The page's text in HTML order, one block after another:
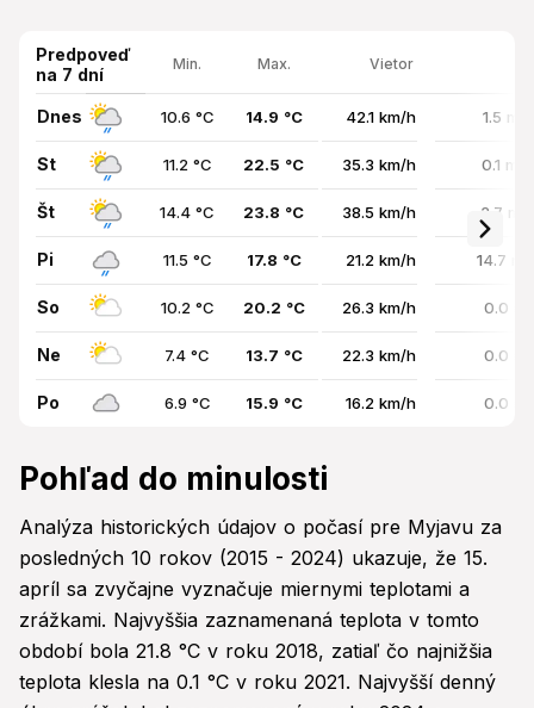
Predpoveď
na 7 dní
Min. Max. Vietor
Dnes 10.6 °C 14.9 °C 42.1 km/h 1.5
St 11.2 °C 22.5 °C 35.3 km/h 0.1
Št 14.4 °C 23.8 °C 38.5 km/h 3.7
Pi 11.5 °C 17.8 °C 21.2 km/h 14.7
So 10.2 °C 20.2 °C 26.3 km/h 0.0
Ne 7.4 °C 13.7 °C 22.3 km/h 0.0
Po 6.9 °C 15.9 °C 16.2 km/h 0.0
Pohľad do minulosti
Analýza historických údajov o počasí pre Myjavu za
posledných 10 rokov (2015 - 2024) ukazuje, že 15.
apríl sa zvyčajne vyznačuje miernymi teplotami a
zrážkami. Najvyššia zaznamenaná teplota v tomto
období bola 21.8 °C v roku 2018, zatiaľ čo najnižšia
teplota klesla na 0.1 °C v roku 2021. Najvyšší denný